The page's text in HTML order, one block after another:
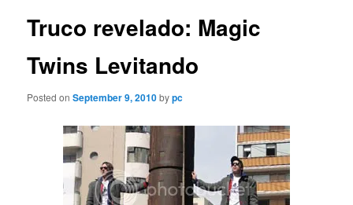
Truco revelado: Magic
Twins Levitando
Posted onSeptember 9, 2010bypc